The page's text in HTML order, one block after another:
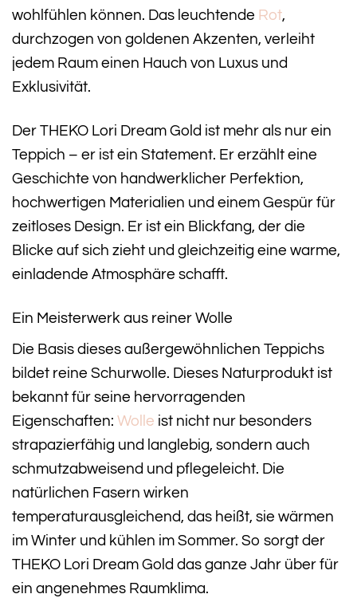
wohlfühlen können. Das leuchtende Rot,
durchzogen von goldenen Akzenten, verleiht
jedem Raum einen Hauch von Luxus und
Exklusivität.
Der THEKO Lori Dream Gold ist mehr als nur ein
Teppich – er ist ein Statement. Er erzählt eine
Geschichte von handwerklicher Perfektion,
hochwertigen Materialien und einem Gespür für
zeitloses Design. Er ist ein Blickfang, der die
Blicke auf sich zieht und gleichzeitig eine warme,
einladende Atmosphäre schafft.
Ein Meisterwerk aus reiner Wolle
Die Basis dieses außergewöhnlichen Teppichs
bildet reine Schurwolle. Dieses Naturprodukt ist
bekannt für seine hervorragenden
Eigenschaften: Wolle ist nicht nur besonders
strapazierfähig und langlebig, sondern auch
schmutzabweisend und pflegeleicht. Die
natürlichen Fasern wirken
temperaturausgleichend, das heißt, sie wärmen
im Winter und kühlen im Sommer. So sorgt der
THEKO Lori Dream Gold das ganze Jahr über für
ein angenehmes Raumklima.